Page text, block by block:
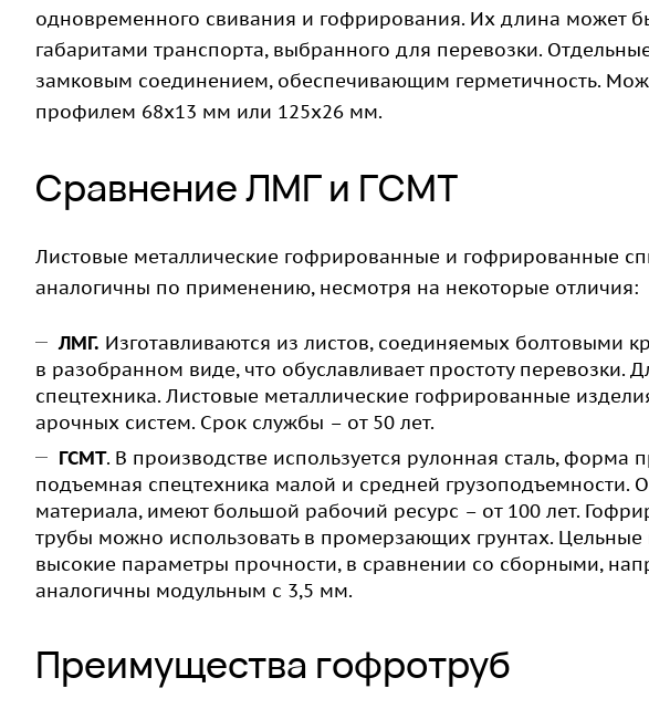
одновременного свивания и гофрирования. Их длина может
габаритами транспорта, выбранного для перевозки.
замковым соединением, обеспечивающим герметичность.
профилем 68х13 мм или 125х26 мм.
Сравнение ЛМГ и ГСМТ
Листовые металлические гофрированные и гофрированные
аналогичны по применению, несмотря на некоторые отличия:
ЛМГ. Изготавливаются из листов, соединяемых болтовыми
в разобранном виде, что обуславливает простоту перевозки.
спецтехника. Листовые металлические гофрированные
арочных систем. Срок службы – от 50 лет.
ГСМТ. В производстве используется рулонная сталь,
подъемная спецтехника малой и средней грузоподъемности.
материала, имеют большой рабочий ресурс – от 100 лет.
трубы можно использовать в промерзающих грунтах.
высокие параметры прочности, в сравнении со сборными,
аналогичны модульным с 3,5 мм.
Преимущества гофротруб